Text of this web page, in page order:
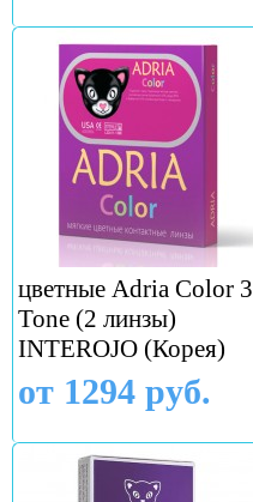
цветные Adria Color 3
Tone (2 линзы)
INTEROJO (Корея)
от 1294 руб.